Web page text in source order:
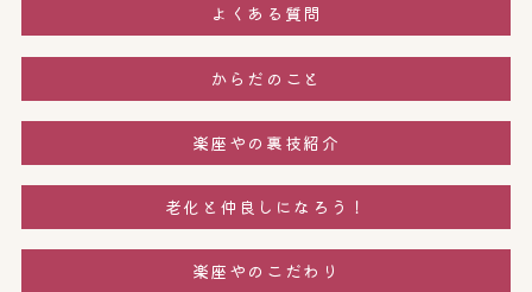
よくある質問
からだのこと
楽座やの裏技紹介
老化と仲良しになろう！
楽座やのこだわり